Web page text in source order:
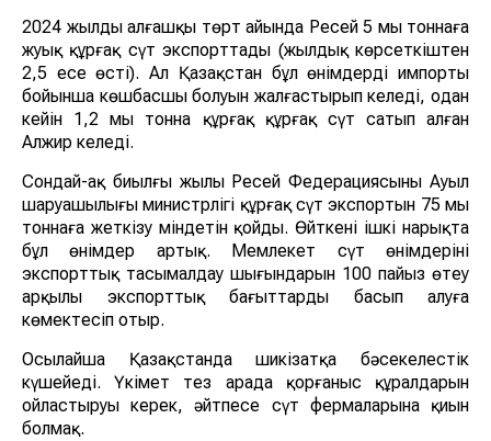
2024 жылдың алғашқы төрт айында Ресей 5 мың тоннаға
жуық құрғақ сүт экспорттады (жылдық көрсеткіштен
2,5 есе өсті). Ал Қазақстан бұл өнімдердің импорты
бойынша көшбасшы болуын жалғастырып келеді, одан
кейін 1,2 мың тонна құрғақ құрғақ сүт сатып алған
Алжир келеді.
Сондай-ақ биылғы жылы Ресей Федерациясының Ауыл
шаруашылығы министрлігі құрғақ сүт экспортын 75 мың
тоннаға жеткізу міндетін қойды. Өйткені ішкі нарықта
бұл өнімдер артық. Мемлекет сүт өнімдерінің
экспорттық тасымалдау шығындарын 100 пайыз өтеу
арқылы экспорттық бағыттарды басып алуға
көмектесіп отыр.
Осылайша Қазақстанда шикізатқа бәсекелестік
күшейеді. Үкімет тез арада қорғаныс құралдарын
ойластыруы керек, әйтпесе сүт фермаларына қиын
болмақ.